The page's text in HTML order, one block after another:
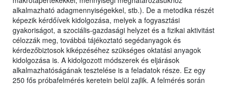
alkalmazható adagmennyiségekkel, stb.). De a metodika részét
képezik kérdőívek kidolgozása, melyek a fogyasztási
gyakoriságot, a szociális-gazdasági helyzet és a fizikai aktivitást
célozzák meg, továbbá tájékoztató segédanyagok és
kérdezőbiztosok kiképzéséhez szükséges oktatási anyagok
kidolgozása is. A kidolgozott módszerek és eljárások
alkalmazhatóságának tesztelése is a feladatok része. Ez egy
250 fős próbafelmérés keretein belül zajlik. A felmérés során